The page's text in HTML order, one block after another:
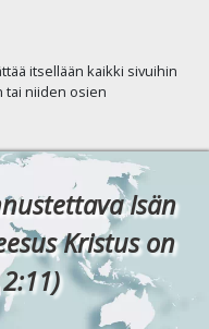
itsellään kaikki sivuihin
tai niiden osien
Isän
Kristus on